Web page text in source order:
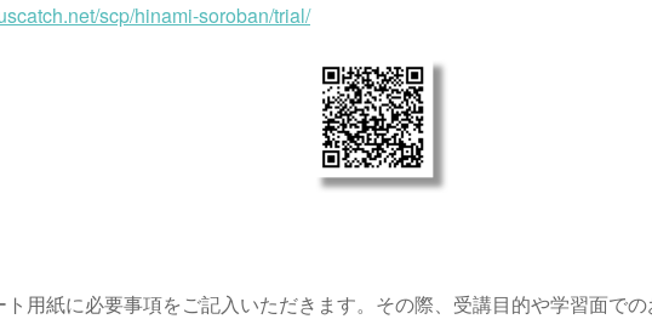
scp/hinami-soroban/trial/
ト用紙に必要事項をご記入いただきます。その際、受講目的や学習面で